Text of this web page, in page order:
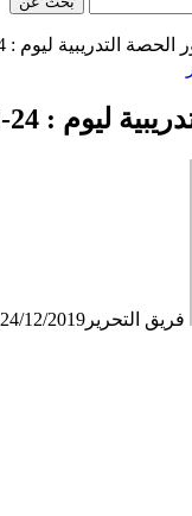
التدريبية ليوم : 24-12-2019
: 24-12-2019
فريق التحرير 24/12/2019